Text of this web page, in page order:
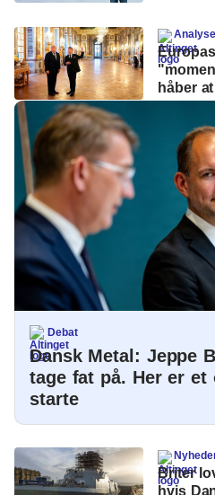
Analyse
håber
Debat
Dansk Metal: Jeppe
tage fat på. Her er et
starte
Briter
hvis